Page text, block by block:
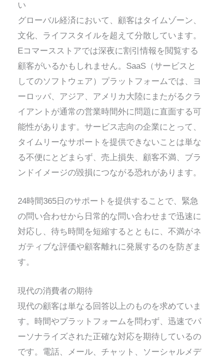
い
グローバル経済において、顧客はタイムゾーン、
文化、ライフスタイルを超えて分散しています。
Eコマースストアでは深夜に割引情報を閲覧する
顧客がいるかもしれません。SaaS（サービスと
してのソフトウェア）プラットフォームでは、ヨ
ーロッパ、アジア、アメリカ大陸にまたがるクラ
イアントが通常の営業時間外に問題に直面する可
能性があります。サービス志向の企業にとって、
タイムリーなサポートを提供できないことは単な
る不便にとどまらず、売上損失、顧客不満、ブラ
ンドイメージの毀損につながる恐れがあります。
24時間365日のサポートを提供することで、緊急
の問い合わせから日常的な問い合わせまで迅速に
対応し、待ち時間を短縮するとともに、不満がネ
ガティブな評価や顧客離れに発展するのを防ぎま
す。
現代の消費者の期待
現代の顧客は単なる回答以上のものを求めていま
す。時間やプラットフォームを問わず、迅速でパ
ーソナライズされた正確な対応を期待しているの
です。電話、メール、チャット、ソーシャルメデ